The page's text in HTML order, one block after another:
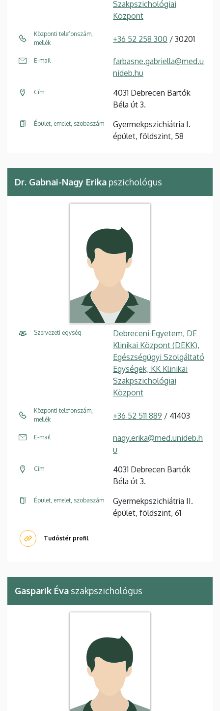
Szakpszichológiai
Központ
Központi telefonszám,
mellék
+36 52 258 300 / 30201
E-mail
farbasne.gabriella@med.u
nideb.hu
Cím
4031 Debrecen Bartók
Béla út 3.
Épület, emelet, szobaszám
Gyermekpszichiátria I.
épület, földszint, 58
Dr. Gabnai-Nagy Erika pszichológus
Szervezeti egység
Debreceni Egyetem, DE
Klinikai Központ (DEKK),
Egészségügyi Szolgáltató
Egységek, KK Klinikai
Szakpszichológiai
Központ
Központi telefonszám,
mellék
+36 52 511 889 / 41403
E-mail
nagy.erika@med.unideb.h
u
Cím
4031 Debrecen Bartók
Béla út 3.
Épület, emelet, szobaszám
Gyermekpszichiátria II.
épület, földszint, 61
Tudóstér profil
Gasparik Éva szakpszichológus